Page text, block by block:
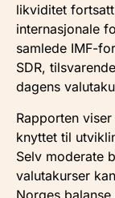
likviditet
internasjonale
samlede IMF-
SDR,
dagens
Rapporten
knyttet til
Selv moderate
valutakurser
Norges